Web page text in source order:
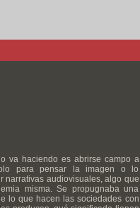
va haciendo es abrirse campo a
para pensar la imagen o lo
narrativas audiovisuales, algo que
misma. Se propugnaba una
lo que hacen las sociedades con